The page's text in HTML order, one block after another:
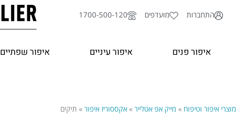
התחברות מועדפים 1700-500-120
איפור פנים איפור עיניים איפור שפתיים
מוצרי איפור וטיפוח » מייק אפ אטלייר » אקססוריז איפור » תיקים